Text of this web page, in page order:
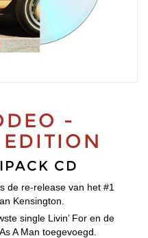
-
CD
de re-release van het #1
Kensington.
single Livin’ For en de
A Man toegevoegd.